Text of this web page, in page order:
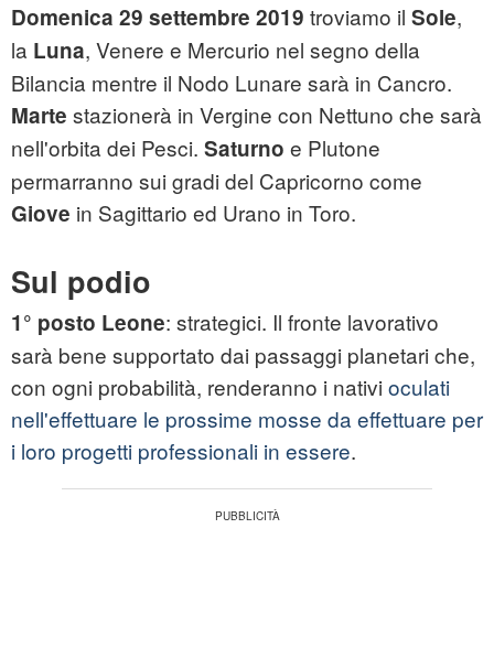
Domenica 29 settembre 2019 troviamo il Sole,
la Luna, Venere e Mercurio nel segno della
Bilancia mentre il Nodo Lunare sarà in Cancro.
Marte stazionerà in Vergine con Nettuno che sarà
nell'orbita dei Pesci. Saturno e Plutone
permarranno sui gradi del Capricorno come
Giove in Sagittario ed Urano in Toro.
Sul podio
1° posto Leone: strategici. Il fronte lavorativo
sarà bene supportato dai passaggi planetari che,
con ogni probabilità, renderanno i nativi oculati
nell'effettuare le prossime mosse da effettuare per
i loro progetti professionali in essere.